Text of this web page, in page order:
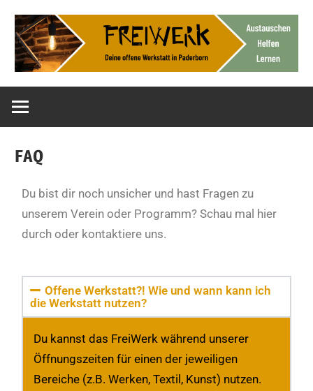
FreiWerk
Paderborn
offene
FAQ
Du bist dir noch unsicher und hast Fragen zu
unserem Verein oder Programm? Schau mal hier
durch oder kontaktiere uns.
Offene Werkstatt?! Wie und wann kann ich
die Werkstatt nutzen?
Du kannst das FreiWerk während unserer
Öffnungszeiten für einen der jeweiligen
Bereiche (z.B. Werken, Textil, Kunst) nutzen.